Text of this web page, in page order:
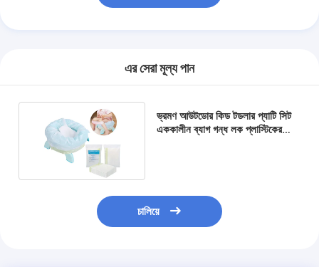
এর সেরা মূল্য পান
ভ্রমণ আউটডোর কিড টডলার প্যাটি সিট
এককালীন ব্যাগ গন্ধ লক প্লাস্টিকের
চালিয়ে